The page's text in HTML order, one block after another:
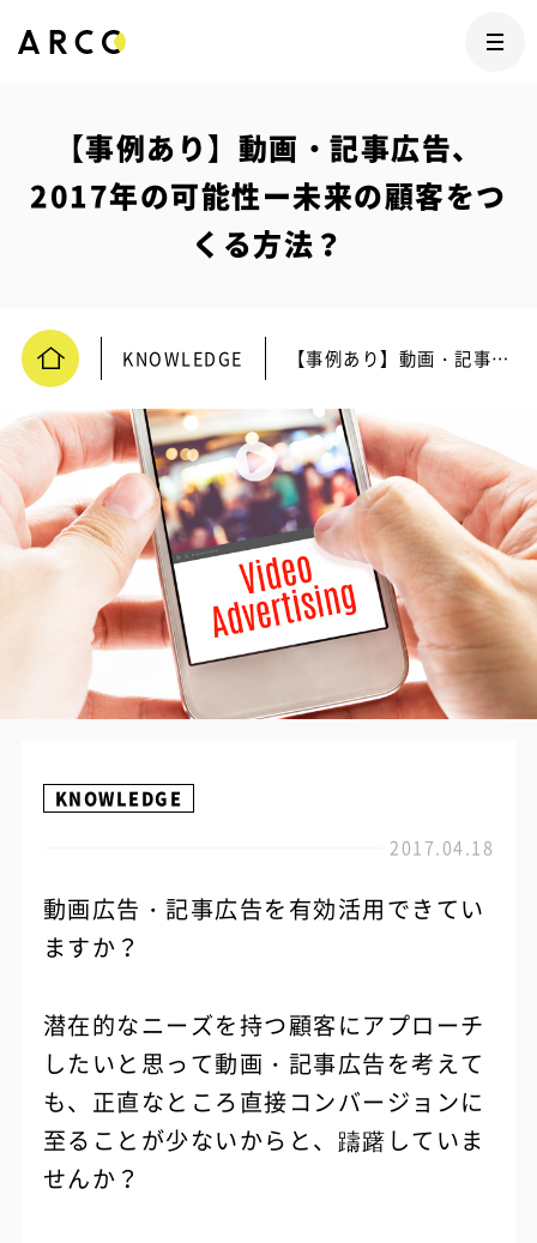
【事例あり】動画・記事広告、
2017年の可能性ー未来の顧客をつ
くる方法？
KNOWLEDGE 【事例あり】動画・記事広告、2017年の可能性ー未来の顧客をつくる方法？
KNOWLEDGE
2017.04.18
動画広告・記事広告を有効活用できてい
ますか？
潜在的なニーズを持つ顧客にアプローチ
したいと思って動画・記事広告を考えて
も、正直なところ直接コンバージョンに
至ることが少ないからと、躊躇していま
せんか？